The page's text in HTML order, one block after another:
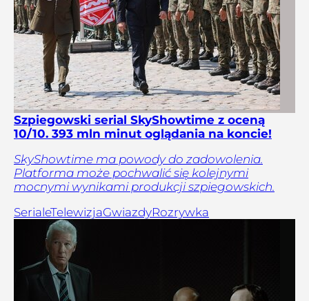
Szpiegowski serial SkyShowtime z oceną
10/10. 393 mln minut oglądania na koncie!
SkyShowtime ma powody do zadowolenia.
Platforma może pochwalić się kolejnymi
mocnymi wynikami produkcji szpiegowskich.
SerialeTelewizjaGwiazdyRozrywka